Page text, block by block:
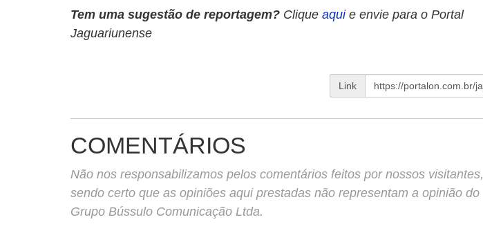
Tem uma sugestão de reportagem? Clique aqui e envie para o Portal
Jaguariunense
Link
COMENTÁRIOS
Não nos responsabilizamos pelos comentários feitos por nossos visitantes,
sendo certo que as opiniões aqui prestadas não representam a opinião do
Grupo Bússulo Comunicação Ltda.